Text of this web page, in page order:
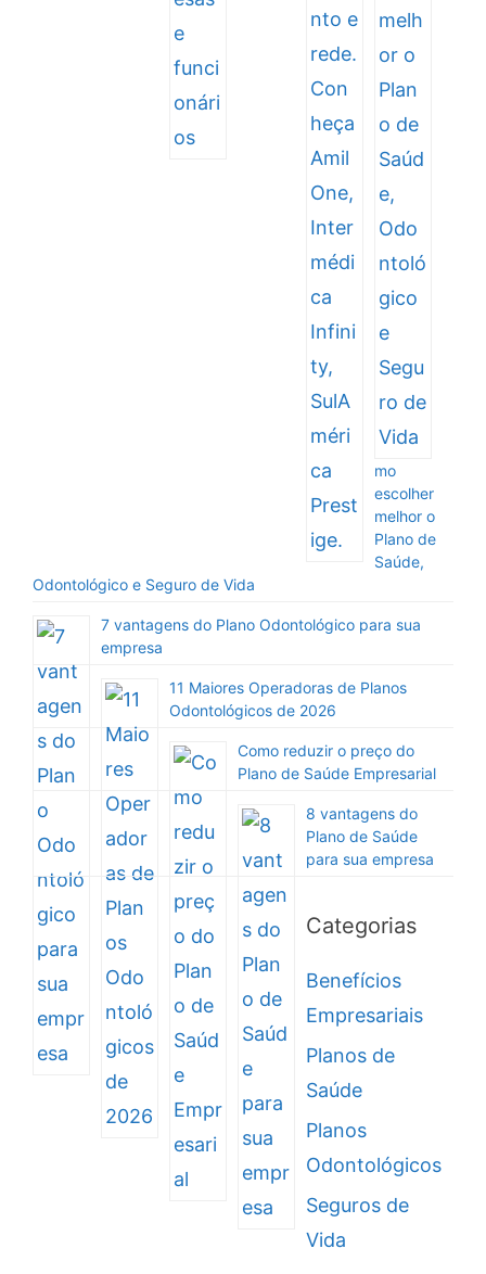
mo
escolher
melhor o
Plano de
Saúde,
Odontológico e Seguro de Vida
7 vantagens do Plano Odontológico para sua
empresa
11 Maiores Operadoras de Planos
Odontológicos de 2026
Como reduzir o preço do
Plano de Saúde Empresarial
8 vantagens do
Plano de Saúde
para sua empresa
Categorias
Benefícios
Empresariais
Planos de
Saúde
Planos
Odontológicos
Seguros de
Vida